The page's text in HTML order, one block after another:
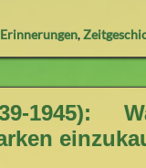
Erinnerungen,